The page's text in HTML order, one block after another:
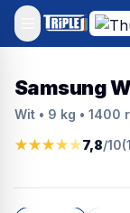
Samsung
Wit • 9 kg • 1400
★★★★★7,8/10(